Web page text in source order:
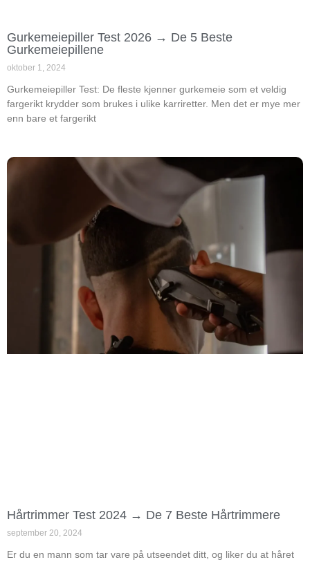
Gurkemeiepiller Test 2026 → De 5 Beste
Gurkemeiepillene
oktober 1, 2024
Gurkemeiepiller Test: De fleste kjenner gurkemeie som et veldig
fargerikt krydder som brukes i ulike karriretter. Men det er mye mer
enn bare et fargerikt
Hårtrimmer Test 2024 → De 7 Beste Hårtrimmere
september 20, 2024
Er du en mann som tar vare på utseendet ditt, og liker du at håret